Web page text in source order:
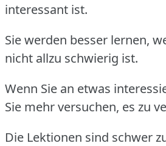
interessant ist.
Sie werden besser lernen,
nicht allzu schwierig ist.
Wenn Sie an etwas
Sie mehr versuchen, es zu
Die Lektionen sind schwer